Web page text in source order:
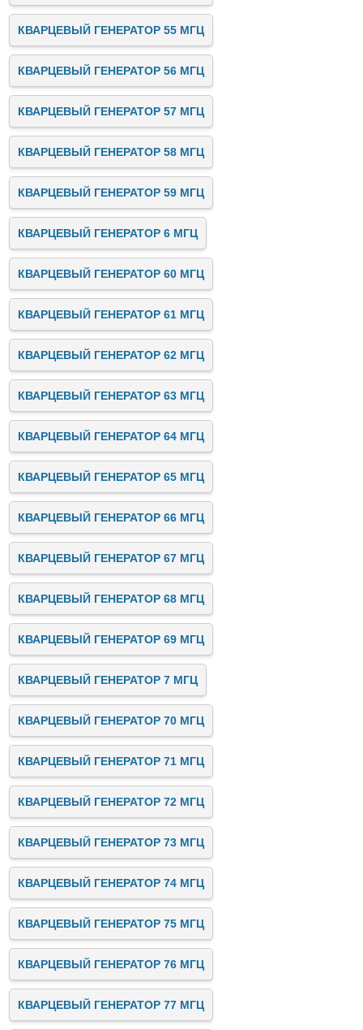
КВАРЦЕВЫЙ ГЕНЕРАТОР 55 МГЦ
КВАРЦЕВЫЙ ГЕНЕРАТОР 56 МГЦ
КВАРЦЕВЫЙ ГЕНЕРАТОР 57 МГЦ
КВАРЦЕВЫЙ ГЕНЕРАТОР 58 МГЦ
КВАРЦЕВЫЙ ГЕНЕРАТОР 59 МГЦ
КВАРЦЕВЫЙ ГЕНЕРАТОР 6 МГЦ
КВАРЦЕВЫЙ ГЕНЕРАТОР 60 МГЦ
КВАРЦЕВЫЙ ГЕНЕРАТОР 61 МГЦ
КВАРЦЕВЫЙ ГЕНЕРАТОР 62 МГЦ
КВАРЦЕВЫЙ ГЕНЕРАТОР 63 МГЦ
КВАРЦЕВЫЙ ГЕНЕРАТОР 64 МГЦ
КВАРЦЕВЫЙ ГЕНЕРАТОР 65 МГЦ
КВАРЦЕВЫЙ ГЕНЕРАТОР 66 МГЦ
КВАРЦЕВЫЙ ГЕНЕРАТОР 67 МГЦ
КВАРЦЕВЫЙ ГЕНЕРАТОР 68 МГЦ
КВАРЦЕВЫЙ ГЕНЕРАТОР 69 МГЦ
КВАРЦЕВЫЙ ГЕНЕРАТОР 7 МГЦ
КВАРЦЕВЫЙ ГЕНЕРАТОР 70 МГЦ
КВАРЦЕВЫЙ ГЕНЕРАТОР 71 МГЦ
КВАРЦЕВЫЙ ГЕНЕРАТОР 72 МГЦ
КВАРЦЕВЫЙ ГЕНЕРАТОР 73 МГЦ
КВАРЦЕВЫЙ ГЕНЕРАТОР 74 МГЦ
КВАРЦЕВЫЙ ГЕНЕРАТОР 75 МГЦ
КВАРЦЕВЫЙ ГЕНЕРАТОР 76 МГЦ
КВАРЦЕВЫЙ ГЕНЕРАТОР 77 МГЦ